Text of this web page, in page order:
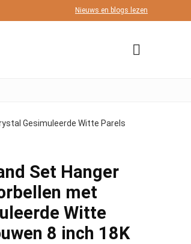
Nieuws en blogs lezen
Gesimuleerde Witte Parels
Set Hanger
met
Witte
8 inch 18K